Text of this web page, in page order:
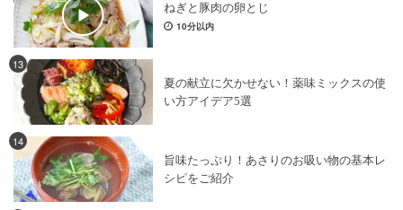
ねぎと豚肉の卵とじ
10分以内
13
夏の献立に欠かせない！薬味ミックスの使
い方アイデア5選
14
旨味たっぷり！あさりのお吸い物の基本レ
シピをご紹介